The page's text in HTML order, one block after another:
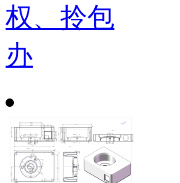
权、拎包
办